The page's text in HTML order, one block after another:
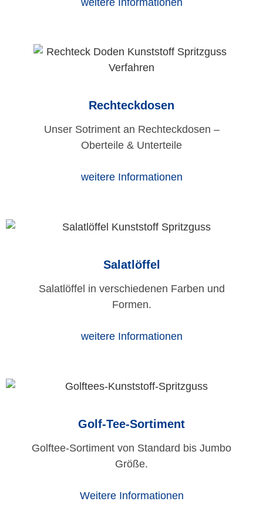
weitere Informationen
Rechteckdosen
Unser Sotriment an Rechteckdosen –
Oberteile & Unterteile
weitere Informationen
Salatlöffel
Salatlöffel in verschiedenen Farben und
Formen.
weitere Informationen
Golf-Tee-Sortiment
Golftee-Sortiment von Standard bis Jumbo
Größe.
Weitere Informationen